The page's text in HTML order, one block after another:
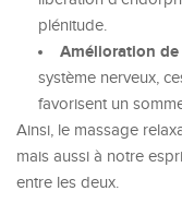
plénitude.
Amélioration
système nerveux,
favorisent un
Ainsi, le massage
mais aussi à notre
entre les deux.